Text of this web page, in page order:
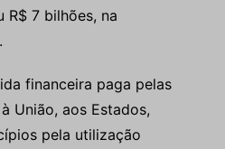
R$ 7 bilhões, na
financeira paga pelas
União, aos Estados,
pela utilização